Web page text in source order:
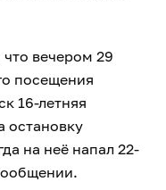
вечером 29
посещения
16-летняя
остановку
на неё напал 22-